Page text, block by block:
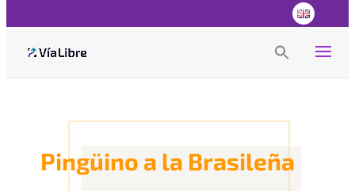
Search Button
Pingüino a la Brasileña